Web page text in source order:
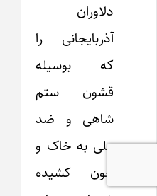
دلاوران
آذربایجانی را
که بوسیله
قشون ستم
شاهی و ضد
ملی به خاک و
خون کشیده